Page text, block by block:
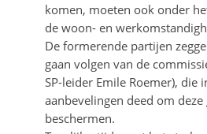
komen, moeten ook onder
de woon- en
De formerende partijen
gaan volgen van de
SP-leider Emile Roemer), die
aanbevelingen deed om
beschermen.